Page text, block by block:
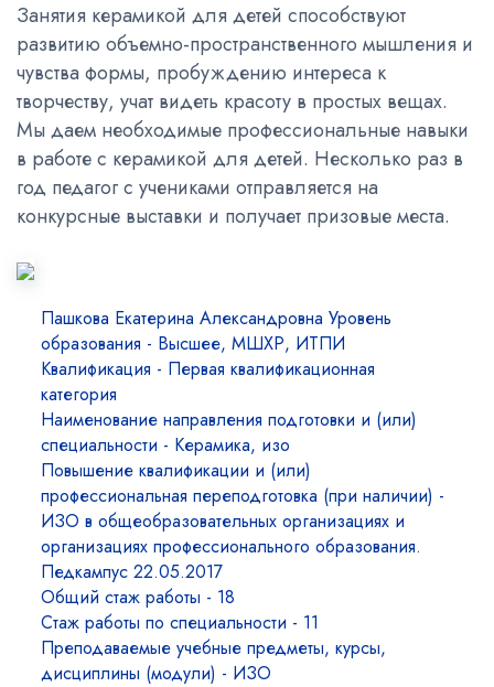
Занятия керамикой для детей способствуют
развитию объемно-пространственного мышления и
чувства формы, пробуждению интереса к
творчеству, учат видеть красоту в простых вещах.
Мы даем необходимые профессиональные навыки
в работе с керамикой для детей. Несколько раз в
год педагог с учениками отправляется на
конкурсные выставки и получает призовые места.
Пашкова Екатерина Александровна Уровень
образования - Высшее, МШХР, ИТПИ
Квалификация - Первая квалификационная
категория
Наименование направления подготовки и (или)
специальности - Керамика, изо
Повышение квалификации и (или)
профессиональная переподготовка (при наличии) -
ИЗО в общеобразовательных организациях и
организациях профессионального образования.
Педкампус 22.05.2017
Общий стаж работы - 18
Стаж работы по специальности - 11
Преподаваемые учебные предметы, курсы,
дисциплины (модули) - ИЗО